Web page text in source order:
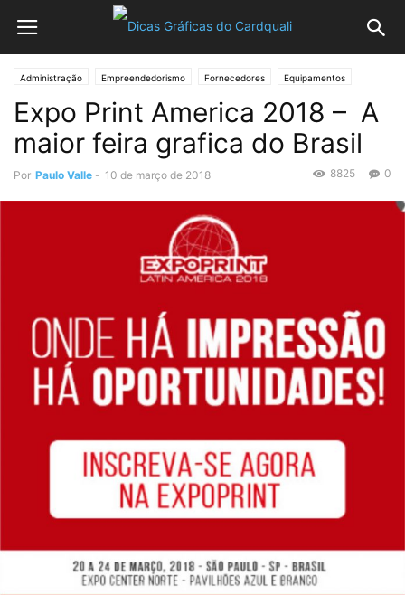
Administração Empreendedorismo Fornecedores Equipamentos
Gráficas Processo Gráfico Impressão e Acabamento
Planejamento e Controle Software
Expo Print America 2018 – A
maior feira grafica do Brasil
Por Paulo Valle - 10 de março de 2018 0
8825